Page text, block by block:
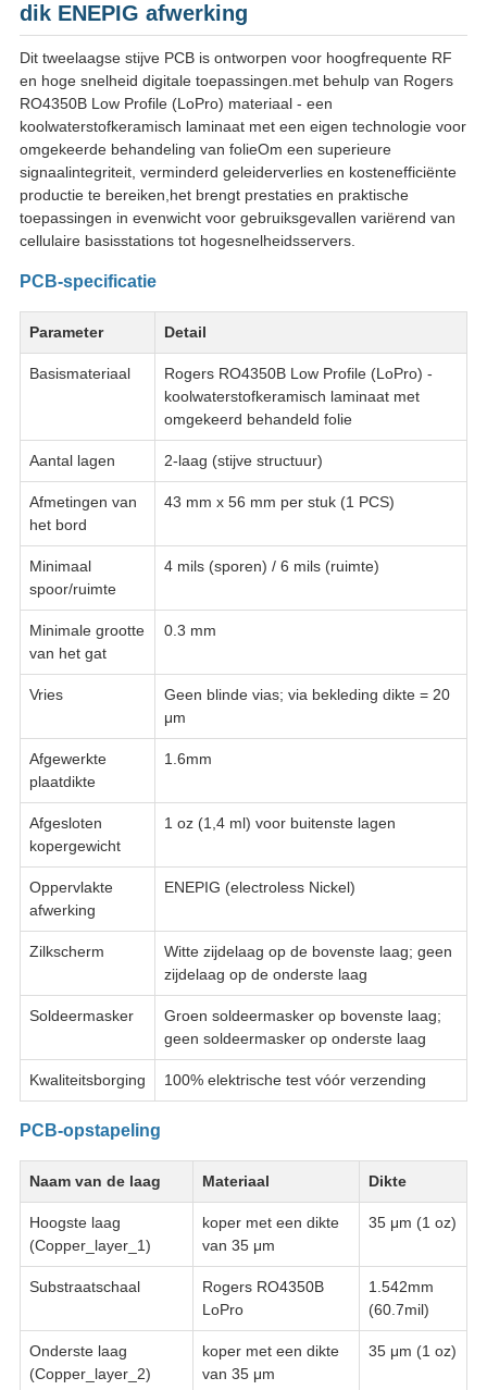
dik ENEPIG afwerking
Dit tweelaagse stijve PCB is ontworpen voor hoogfrequente RF
en hoge snelheid digitale toepassingen.met behulp van Rogers
RO4350B Low Profile (LoPro) materiaal - een
koolwaterstofkeramisch laminaat met een eigen technologie voor
omgekeerde behandeling van folieOm een superieure
signaalintegriteit, verminderd geleiderverlies en kostenefficiënte
productie te bereiken,het brengt prestaties en praktische
toepassingen in evenwicht voor gebruiksgevallen variërend van
cellulaire basisstations tot hogesnelheidsservers.
PCB-specificatie
Parameter Detail
Basismateriaal
Rogers RO4350B Low Profile (LoPro) -
koolwaterstofkeramisch laminaat met
omgekeerd behandeld folie
Aantal lagen 2-laag (stijve structuur)
Afmetingen van
het bord
43 mm x 56 mm per stuk (1 PCS)
Minimaal
spoor/ruimte
4 mils (sporen) / 6 mils (ruimte)
Minimale grootte
van het gat
0.3 mm
Vries
Geen blinde vias; via bekleding dikte = 20
μm
Afgewerkte
plaatdikte
1.6mm
Afgesloten
kopergewicht
1 oz (1,4 ml) voor buitenste lagen
Oppervlakte
afwerking
ENEPIG (electroless Nickel)
Zilkscherm
Witte zijdelaag op de bovenste laag; geen
zijdelaag op de onderste laag
Soldeermasker
Groen soldeermasker op bovenste laag;
geen soldeermasker op onderste laag
Kwaliteitsborging 100% elektrische test vóór verzending
PCB-opstapeling
Naam van de laag Materiaal Dikte
Hoogste laag
(Copper_layer_1)
koper met een dikte
van 35 μm
35 μm (1 oz)
Substraatschaal
Rogers RO4350B
LoPro
1.542mm
(60.7mil)
Onderste laag
(Copper_layer_2)
koper met een dikte
van 35 μm
35 μm (1 oz)